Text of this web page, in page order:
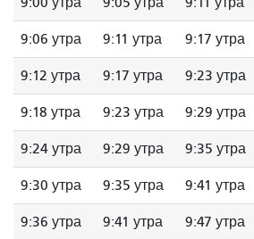
9:06 утра 9:11 утра 9:17 утра
9:12 утра 9:17 утра 9:23 утра
9:18 утра 9:23 утра 9:29 утра
9:24 утра 9:29 утра 9:35 утра
9:30 утра 9:35 утра 9:41 утра
9:36 утра 9:41 утра 9:47 утра